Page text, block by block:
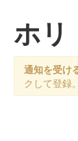
ホリ
通知を受け
クして登録。